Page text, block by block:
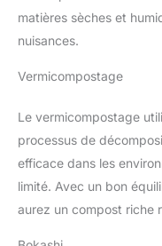
matières sèches et
nuisances.
Vermicompostage
Le vermicompostage
processus de
efficace dans les
limité. Avec un bon
aurez un compost riche